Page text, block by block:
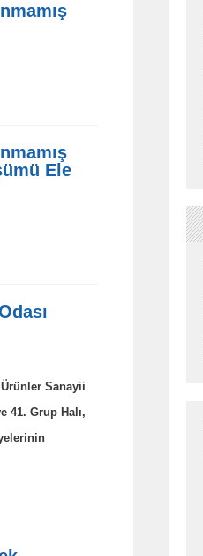
Ele
Sanayii
41. Grup Halı,